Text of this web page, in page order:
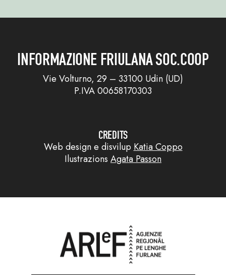
INFORMAZIONE FRIULANA SOC.COOP
Vie Volturno, 29 – 33100 Udin (UD)
P.IVA 00658170303
CREDITS
Web design e disvilup Katia Coppo
Ilustrazions Agata Passon